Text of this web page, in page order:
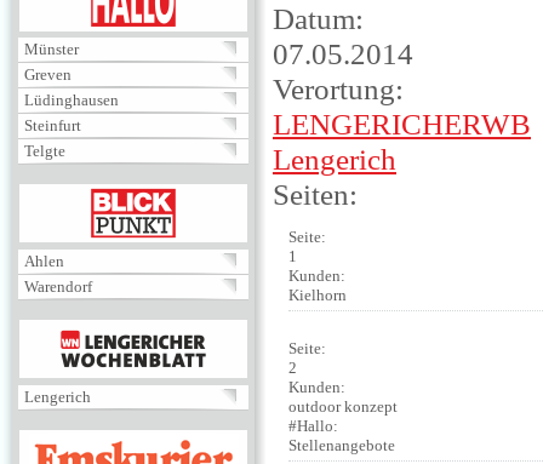
Münster
Greven
Lüdinghausen
Steinfurt
Telgte
BLICKPUNKT
Ahlen
Warendorf
MENÜ
Lengerich
EMSKURIER
Datum:
07.05.2014
Verortung:
LENGERICHERWB
Lengerich
Seiten:
Seite:
1
Kunden:
Kielhorn
Seite:
2
Kunden:
outdoor konzept
#Hallo:
Stellenangebote